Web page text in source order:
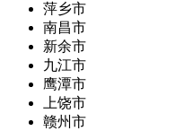
萍乡市
南昌市
新余市
九江市
鹰潭市
上饶市
赣州市